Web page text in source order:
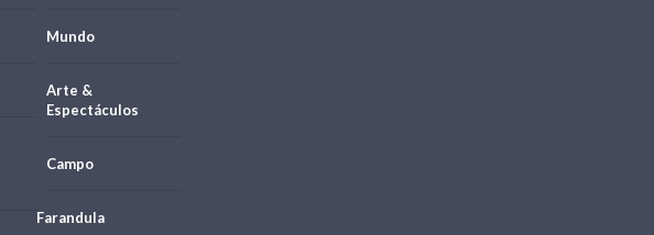
Mundo
Arte &
Espectáculos
Campo
Farandula